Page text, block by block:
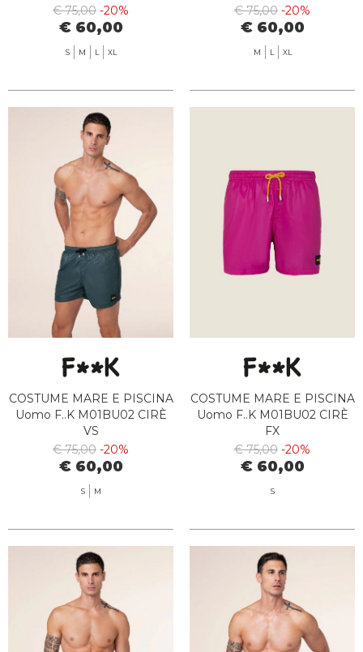
€ 75,00 -20%
€ 60,00
S M L XL
€ 75,00 -20%
€ 60,00
M L XL
COSTUME MARE E PISCINA
Uomo F..K M01BU02 CIRÈ
VS
€ 75,00 -20%
€ 60,00
S M
COSTUME MARE E PISCINA
Uomo F..K M01BU02 CIRÈ
FX
€ 75,00 -20%
€ 60,00
S